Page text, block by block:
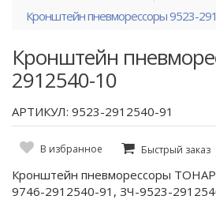
Кронштейн пневморессоры 9523-
Кронштейн
2912540-10
АРТИКУЛ: 9523-2912540-91
В избранное Быстрый заказ
Кронштейн пневморессоры
9746-2912540-91, ЗЧ-9523-